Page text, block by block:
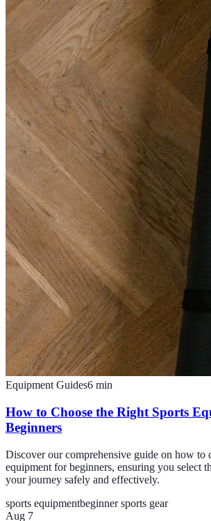
Equipment Guides6 min
How to Choose the Right Sports
Beginners
Discover our comprehensive guide on how to
equipment for beginners, ensuring you select
your journey safely and effectively.
sports equipmentbeginner sports gear
Aug 7